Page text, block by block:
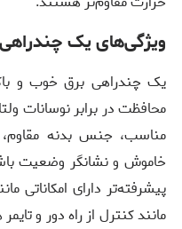
ویژگی‌های یک
یک چندراهی برق خوب و
محافظت در برابر نوسانات
مناسب، جنس بدنه مقاوم،
خاموش و نشانگر وضعیت
پیشرفته‌تر دارای امکاناتی
مانند کنترل از راه دور و